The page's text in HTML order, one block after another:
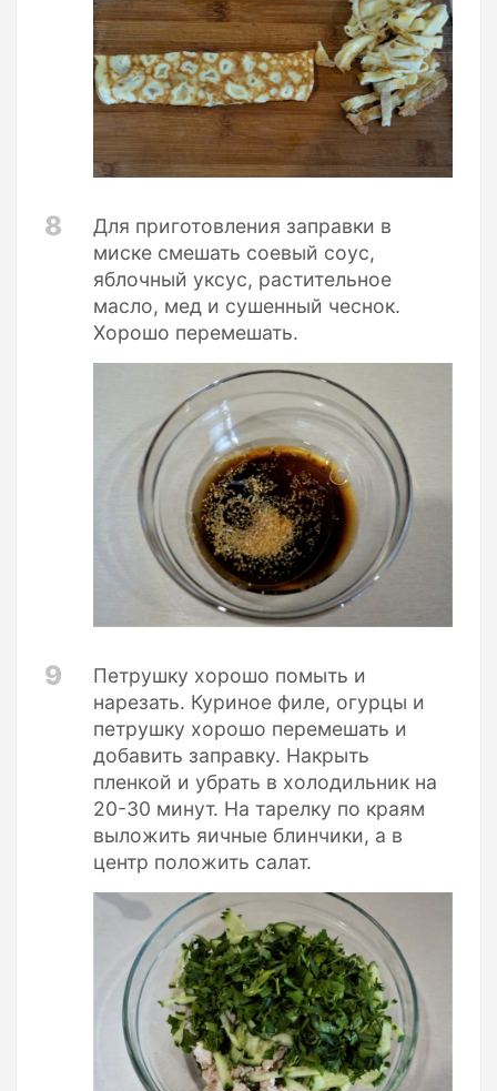
8
Для приготовления заправки в
миске смешать соевый соус,
яблочный уксус, растительное
масло, мед и сушенный чеснок.
Хорошо перемешать.
9
Петрушку хорошо помыть и
нарезать. Куриное филе, огурцы и
петрушку хорошо перемешать и
добавить заправку. Накрыть
пленкой и убрать в холодильник на
20-30 минут. На тарелку по краям
выложить яичные блинчики, а в
центр положить салат.